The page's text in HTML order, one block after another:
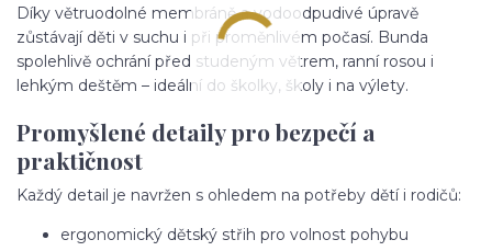
Díky větruodolné membráně a vodoodpudivé úpravě
zůstávají děti v suchu i při proměnlivém počasí. Bunda
spolehlivě ochrání před studeným větrem, ranní rosou i
lehkým deštěm – ideální do školky, školy i na výlety.
Promyšlené detaily pro bezpečí a
praktičnost
Každý detail je navržen s ohledem na potřeby dětí i rodičů:
ergonomický dětský střih pro volnost pohybu